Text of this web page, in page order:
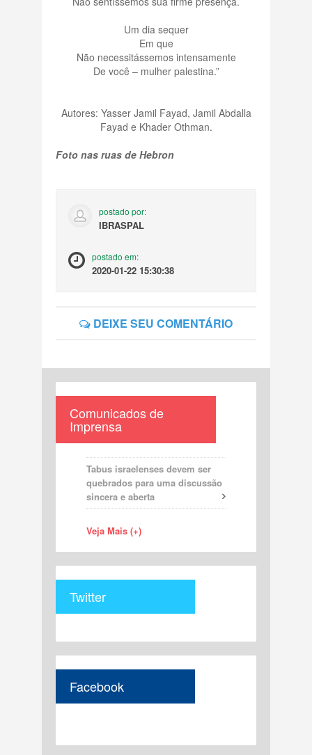
Um dia sequer
Em que
Não necessitássemos intensamente
De você – mulher palestina.”
Autores: Yasser Jamil Fayad, Jamil Abdalla
Fayad e Khader Othman.
Foto nas ruas de Hebron
postado por:
IBRASPAL
postado em:
2020-01-22 15:30:38
DEIXE SEU COMENTÁRIO
Comunicados de
Imprensa
Tabus israelenses devem ser
quebrados para uma discussão
sincera e aberta
Veja Mais (+)
Twitter
Facebook